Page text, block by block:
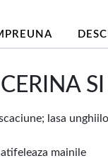
lasa
mainile